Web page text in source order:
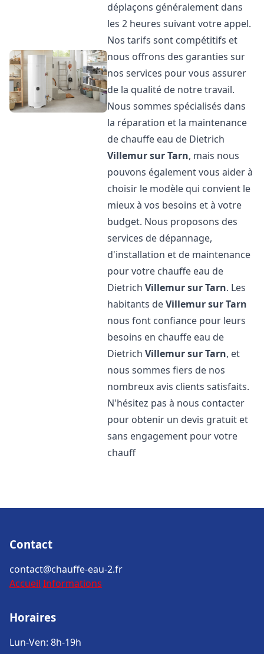
déplaçons généralement dans
les 2 heures suivant votre appel.
Nos tarifs sont compétitifs et
nous offrons des garanties sur
nos services pour vous assurer
de la qualité de notre travail.
Nous sommes spécialisés dans
la réparation et la maintenance
de chauffe eau de Dietrich
Villemur sur Tarn, mais nous
pouvons également vous aider à
choisir le modèle qui convient le
mieux à vos besoins et à votre
budget. Nous proposons des
services de dépannage,
d'installation et de maintenance
pour votre chauffe eau de
DietrichVillemur sur Tarn. Les
habitants deVillemur sur Tarn
nous font confiance pour leurs
besoins en chauffe eau de
DietrichVillemur sur Tarn, et
nous sommes fiers de nos
nombreux avis clients satisfaits.
N'hésitez pas à nous contacter
pour obtenir un devis gratuit et
sans engagement pour votre
chauff
Contact
contact@chauffe-eau-2.fr
Accueil Informations
Horaires
Lun-Ven: 8h-19h